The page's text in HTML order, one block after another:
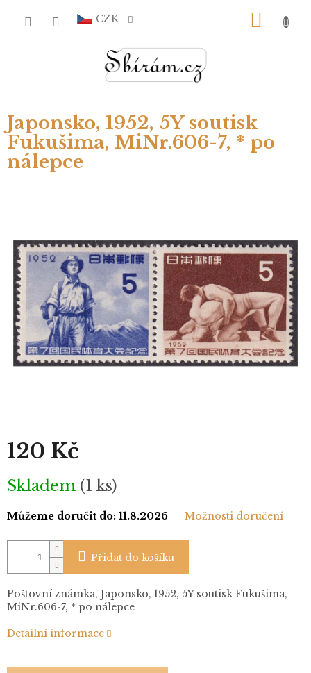
CZK
Japonsko, 1952, 5Y soutisk
Fukušima, MiNr.606-7, * po
nálepce
120 Kč
Měrná
cena:
Skladem (1 ks)
Můžeme doručit do: 11.8.2026 Možnosti doručení
Přidat do košíku
Poštovní známka, Japonsko, 1952, 5Y soutisk Fukušima,
MiNr.606-7, * po nálepce
Detailní informace